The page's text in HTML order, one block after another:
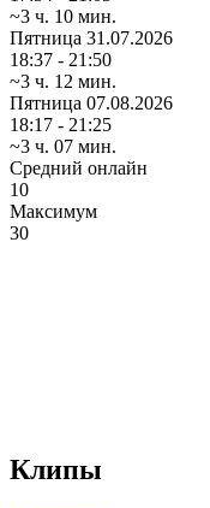
~3 ч. 10 мин.
Пятница 31.07.2026
18:37 - 21:50
~3 ч. 12 мин.
Пятница 07.08.2026
18:17 - 21:25
~3 ч. 07 мин.
Средний онлайн
10
Максимум
30
Клипы